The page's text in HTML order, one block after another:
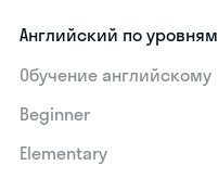
Английский по уровням
Обучение английскому
Beginner
Elementary